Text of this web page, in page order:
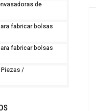
de
fabricar bolsas
fabricar bolsas
/